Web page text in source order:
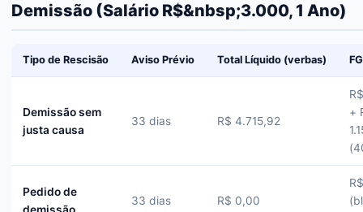
Demissão (Salário R$&nbsp;3.000, 1 Ano)
Tipo de Rescisão Aviso Prévio Total Líquido (verbas)
Demissão sem
justa causa
33 dias R$ 4.715,92
+
Pedido de
33 dias R$ 0,00